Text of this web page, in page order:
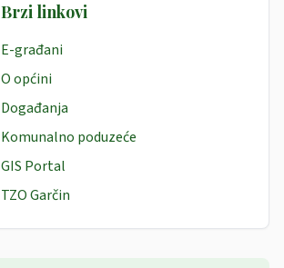
Brzi linkovi
E-građani
O općini
Događanja
Komunalno poduzeće
GIS Portal
TZO Garčin